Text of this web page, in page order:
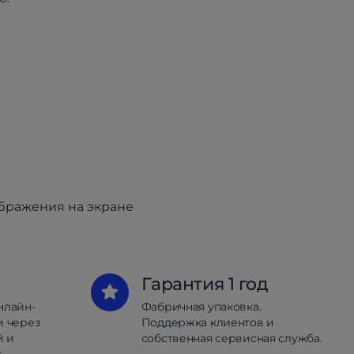
на экране
через
и
Гарантия 1 год
Фабричная упаковка.
Поддержка клиентов и
собственная сервисная служба.